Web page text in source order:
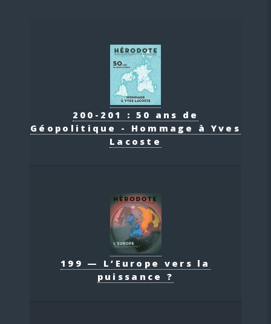
200-201 : 50 ans de
Géopolitique - Hommage à Yves
Lacoste
199 — L’Europe vers la
puissance ?